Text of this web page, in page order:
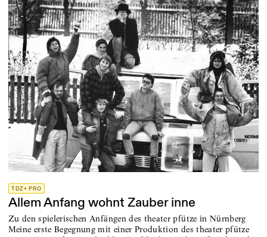
TDZ+ PRO
Allem Anfang wohnt Zauber inne
Zu den spielerischen Anfängen des theater pfütze in Nürnberg
Meine erste Begegnung mit einer Produktion des theater pfütze